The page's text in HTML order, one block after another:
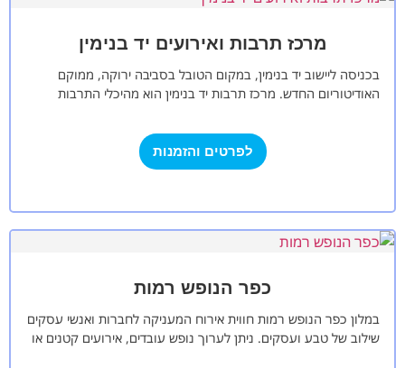
מרכז תרבות ואירועים יד בנימין
בכניסה ליישוב יד בנימין, במקום הטובל בסביבה ירוקה, ממוקם
האודיטוריום החדש. מרכז תרבות יד בנימין הוא מהיכלי התרבות
לפרטים והזמנות
כפר הנופש רמות
במלון כפר הנופש רמות חווית אירוח המעניקה לחברות ואנשי עסקים
שילוב של טבע ועסקים. ניתן לערוך נופש עובדים, אירועים קטנים או